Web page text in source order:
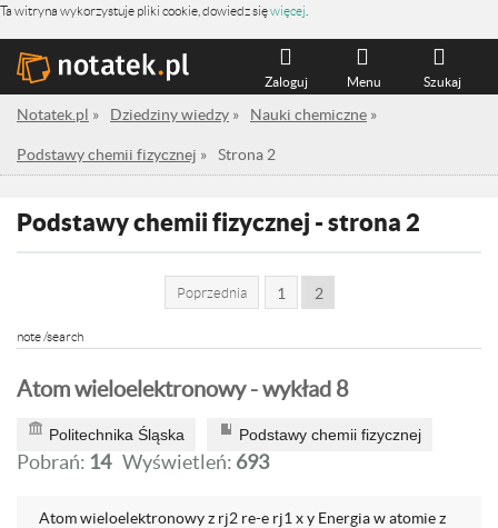
Ta witryna wykorzystuje pliki cookie, dowiedz sięwięcej
Szukaj
Menu
Zaloguj
Notatek.pl » Dziedziny wiedzy » Nauki chemiczne »
Podstawy chemii fizycznej » Strona 2
Podstawy chemii fizycznej - strona 2
Poprzednia 1 2
note /search
Atom wieloelektronowy - wykład 8
Politechnika Śląska Podstawy chemii fizycznej
Pobrań: 14 Wyświetleń: 693
Atom wieloelektronowy z rj2 re-e rj1 x y Energia w atomie z